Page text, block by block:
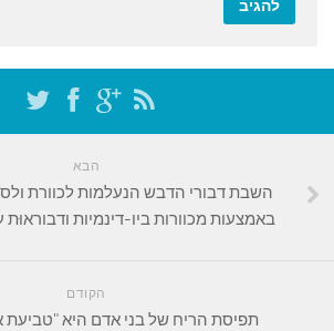
הבא
השבת דבורי הדבש הנעלמות לכוורת
באמצעות מכוורות ביו-דינמיות ודבוראוּת
הקודם
תפיסת הריח של בני אדם היא "טביעת